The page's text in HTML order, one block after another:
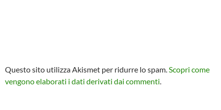
Questo sito utilizza Akismet per ridurre lo spam.Scopri come
vengono elaborati i dati derivati dai commenti.